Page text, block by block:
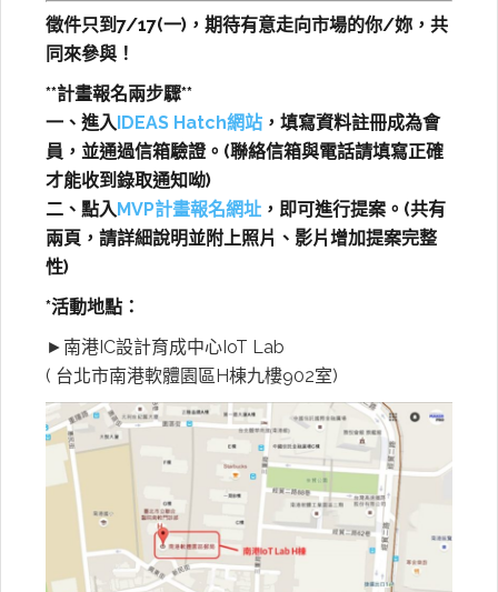
徵件只到7/17(一)，期待有意走向市場的你/妳，共
同來參與！
**計畫報名兩步驟**
一、進入IDEAS Hatch網站 ， 填寫資料註冊成為會
員，並通過信箱驗證。(聯絡信箱與電話請填寫正確
才能收到錄取通知呦)
二、 點入MVP計畫報名網址 ，即可進行提案。(共有
兩頁，請詳細說明並附上照片、影片增加提案完整
性)
*活動地點：
►南港IC設計育成中心IoT Lab
( 台北市南港軟體園區H棟九樓902室)